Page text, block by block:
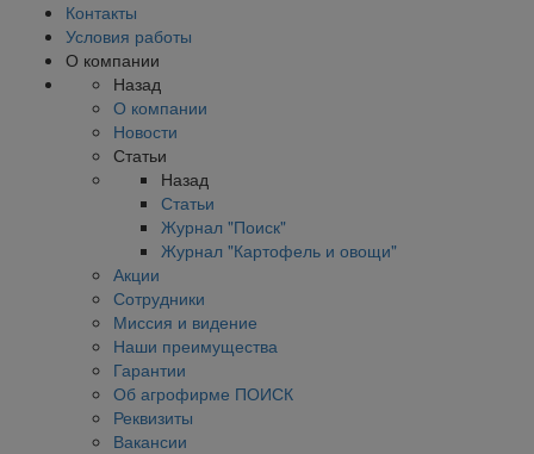
Контакты
Условия работы
О компании
Назад
О компании
Новости
Статьи
Назад
Статьи
Журнал "Поиск"
Журнал "Картофель и овощи"
Акции
Сотрудники
Миссия и видение
Наши преимущества
Гарантии
Об агрофирме ПОИСК
Реквизиты
Вакансии